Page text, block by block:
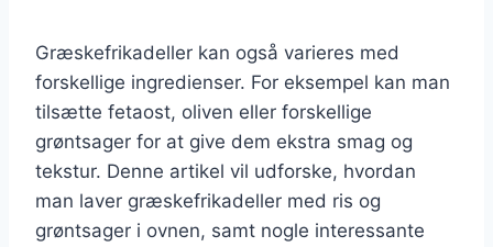
Græskefrikadeller kan også varieres med
forskellige ingredienser. For eksempel kan man
tilsætte fetaost, oliven eller forskellige
grøntsager for at give dem ekstra smag og
tekstur. Denne artikel vil udforske, hvordan
man laver græskefrikadeller med ris og
grøntsager i ovnen, samt nogle interessante